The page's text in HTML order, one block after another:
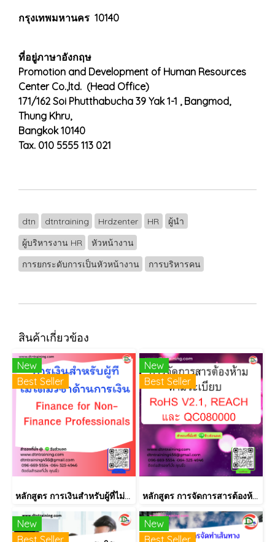
กรุงเทพมหานคร 10140
ที่อยู่ภาษาอังกฤษ
Promotion and Development of Human Resources
Center Co.,ltd. (Head Office)
171/162 Soi Phutthabucha 39 Yak 1-1 , Bangmod,
Thung Khru,
Bangkok 10140
Tax. 010 5555 113 021
dtn dtntraining Hrdzenter HR
ผู้นำ
ผู้บริหารงาน HR
หัวหน้างาน
การยกระดับการเป็นหัวหน้างาน
การบริหารคน
สินค้าเกี่ยวข้อง
New
Best Seller
หลักสูตร การเงินสำหรับผู้ที่ไม่ได้มีวิชาชีพด้านการเงิน (Finance for Non-Finance Professionals)
New
Best Seller
หลักสูตร การจัดการสารต้องห้ามตามระเบียบ RoHS V2.1, REACH และ QC080000
New
Best Seller
New
Best Seller